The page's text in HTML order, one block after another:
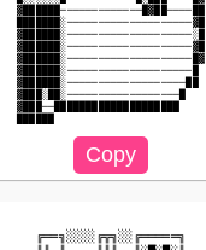
▓██████─────────────█▓██────██
███████░────────────────────▓█
▓██████░────────────────────░█
▓██████░────────────────────▓█
▓██████░────────────────────█▓
▓██████░────────────────────█
▓██████░───────────────────██
▓███░██░──────────────────█
▓███──████████████████████
╔══╗░░░░╔╦╗░░╔═════╗